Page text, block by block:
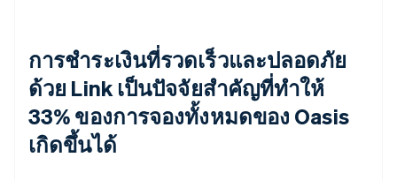
การชำระเงินที่รวดเร็วและปลอดภัย
ด้วย Link เป็นปัจจัยสำคัญที่ทำให้
33% ของการจองทั้งหมดของ Oasis
เกิดขึ้นได้